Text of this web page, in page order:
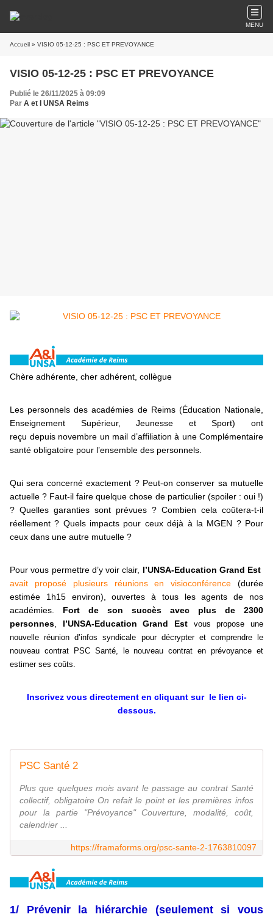
MENU
Accueil » VISIO 05-12-25 : PSC ET PREVOYANCE
VISIO 05-12-25 : PSC ET PREVOYANCE
Publié le 26/11/2025 à 09:09
Par A et I UNSA Reims
Chère adhérente, cher adhérent, collègue
Les personnels des académies de Reims (Éducation Nationale,
Enseignement Supérieur, Jeunesse et Sport) ont
reçu depuis novembre un mail d’affiliation à une Complémentaire
santé obligatoire pour l’ensemble des personnels.
Qui sera concerné exactement ? Peut-on conserver sa mutuelle
actuelle ? Faut-il faire quelque chose de particulier (spoiler : oui !)
? Quelles garanties sont prévues ? Combien cela coûtera-t-il
réellement ? Quels impacts pour ceux déjà à la MGEN ? Pour
ceux dans une autre mutuelle ?
Pour vous permettre d’y voir clair, l’UNSA-Education Grand Est
avait proposé plusieurs réunions en visioconférence (durée
estimée 1h15 environ), ouvertes à tous les agents de nos
académies. Fort de son succès avec plus de 2300
personnes
l’UNSA-Education Grand Est
vous propose une
nouvelle réunion d’infos syndicale pour décrypter et comprendre le
nouveau contrat PSC Santé, le nouveau contrat en prévoyance et
estimer ses coûts.
Inscrivez vous directement en cliquant sur le lien ci-
dessous.
PSC Santé 2
Plus que quelques mois avant le passage au contrat Santé
collectif, obligatoire On refait le point et les premières infos
pour la partie "Prévoyance" Couverture, modalité, coût,
calendrier ...
https://framaforms.org/psc-sante-2-1763810097
1/ Prévenir la hiérarchie (seulement si vous